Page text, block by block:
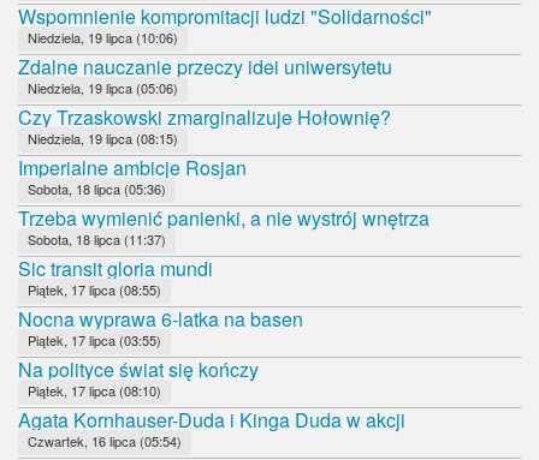
Wspomnienie kompromitacji ludzi "Solidarności"
Niedziela, 19 lipca (10:06)
Zdalne nauczanie przeczy idei uniwersytetu
Niedziela, 19 lipca (05:06)
Czy Trzaskowski zmarginalizuje Hołownię?
Niedziela, 19 lipca (08:15)
Imperialne ambicje Rosjan
Sobota, 18 lipca (05:36)
Trzeba wymienić panienki, a nie wystrój wnętrza
Sobota, 18 lipca (11:37)
Sic transit gloria mundi
Piątek, 17 lipca (08:55)
Nocna wyprawa 6-latka na basen
Piątek, 17 lipca (03:55)
Na polityce świat się kończy
Piątek, 17 lipca (08:10)
Agata Kornhauser-Duda i Kinga Duda w akcji
Czwartek, 16 lipca (05:54)